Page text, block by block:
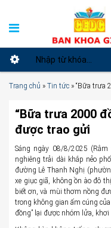
Trang chủ » Tin tức » “Bữa trưa
“Bữa trưa 2000
được trao gửi
Sáng ngày 08/8/2025
nghiêng trải dài khắp nẻo
đường Lê Thanh Nghị
xe giục giã, không ồn ào đô
biết ơn, và mùi thơm nồng
trong không gian ấm cúng
đồng” lại được nhóm lửa,